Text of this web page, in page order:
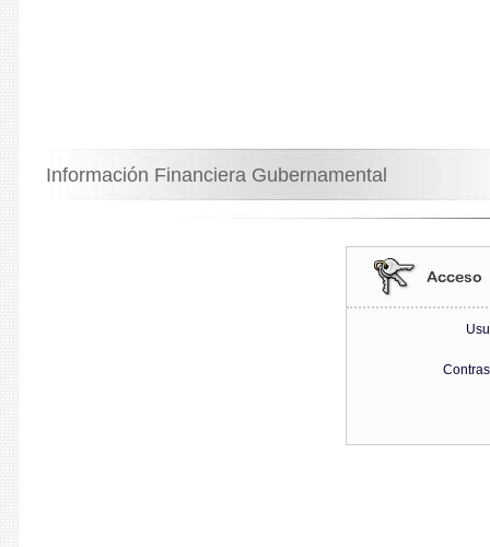
Información Financiera Gubernamental